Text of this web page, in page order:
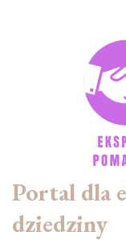
Portal dla
dziedziny